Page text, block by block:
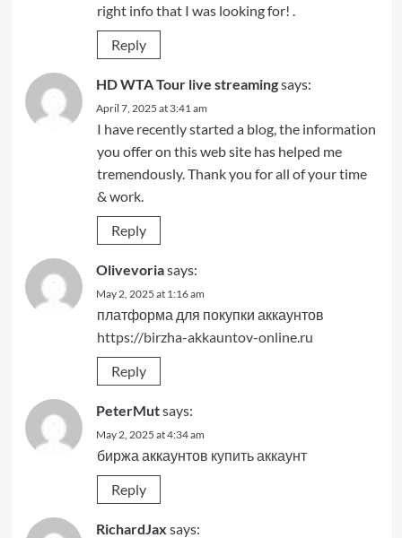
right info that I was looking for! .
Reply
HD WTA Tour live streamingsays:
April 7, 2025 at 3:41 am
I have recently started a blog, the information
you offer on this web site has helped me
tremendously. Thank you for all of your time
& work.
Reply
Olivevoriasays:
May 2, 2025 at 1:16 am
платформа для покупки аккаунтов
https://birzha-akkauntov-online.ru
Reply
PeterMutsays:
May 2, 2025 at 4:34 am
биржа аккаунтов купить аккаунт
Reply
RichardJax says: